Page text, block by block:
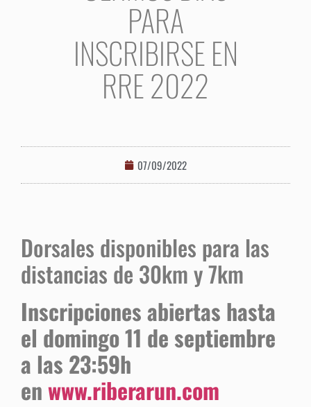
PARA
INSCRIBIRSE EN
RRE 2022
07/09/2022
Dorsales disponibles para las
distancias de 30km y 7km
Inscripciones abiertas hasta
el domingo 11 de septiembre
a las 23:59h⁣
enwww.riberarun.com